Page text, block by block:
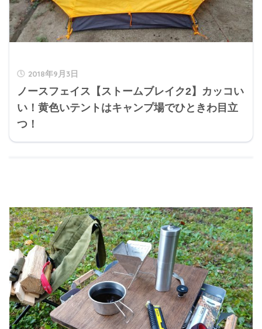
2018年9月3日
ノースフェイス【ストームブレイク2】カッコい
い！黄色いテントはキャンプ場でひときわ目立
つ！